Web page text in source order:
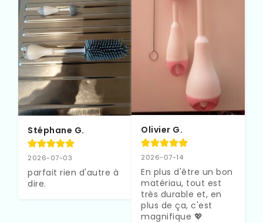
Stéphane G.
2026-07-03
parfait rien d'autre à
dire.
Olivier G.
2026-07-14
En plus d'être un bon
matériau, tout est
très durable et, en
plus de ça, c'est
magnifique 💖